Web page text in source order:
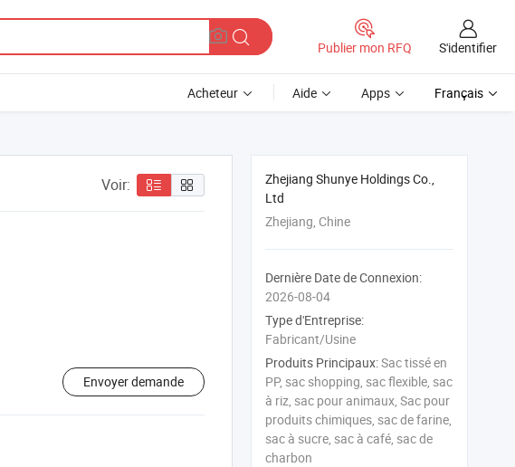
Publier mon RFQ S'identifier
Acheteur Aide Apps Français
Voir:
Envoyer demande
Zhejiang Shunye Holdings Co.,
Ltd
Zhejiang, Chine
Dernière Date de Connexion:
2026-08-04
Type d'Entreprise:
Fabricant/Usine
Produits Principaux:Sac tissé en
PP, sac shopping, sac flexible, sac
à riz, sac pour animaux, Sac pour
produits chimiques, sac de farine,
sac à sucre, sac à café, sac de
charbon